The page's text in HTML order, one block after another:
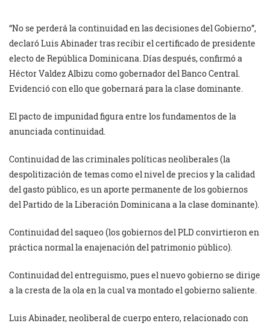
“No se perderá la continuidad en las decisiones del Gobierno”,
declaró Luis Abinader tras recibir el certificado de presidente
electo de República Dominicana. Días después, confirmó a
Héctor Valdez Albizu como gobernador del Banco Central.
Evidenció con ello que gobernará para la clase dominante.
El pacto de impunidad figura entre los fundamentos de la
anunciada continuidad.
Continuidad de las criminales políticas neoliberales (la
despolitización de temas como el nivel de precios y la calidad
del gasto público, es un aporte permanente de los gobiernos
del Partido de la Liberación Dominicana a la clase dominante).
Continuidad del saqueo (los gobiernos del PLD convirtieron en
práctica normal la enajenación del patrimonio público).
Continuidad del entreguismo, pues el nuevo gobierno se dirige
a la cresta de la ola en la cual va montado el gobierno saliente.
Luis Abinader, neoliberal de cuerpo entero, relacionado con